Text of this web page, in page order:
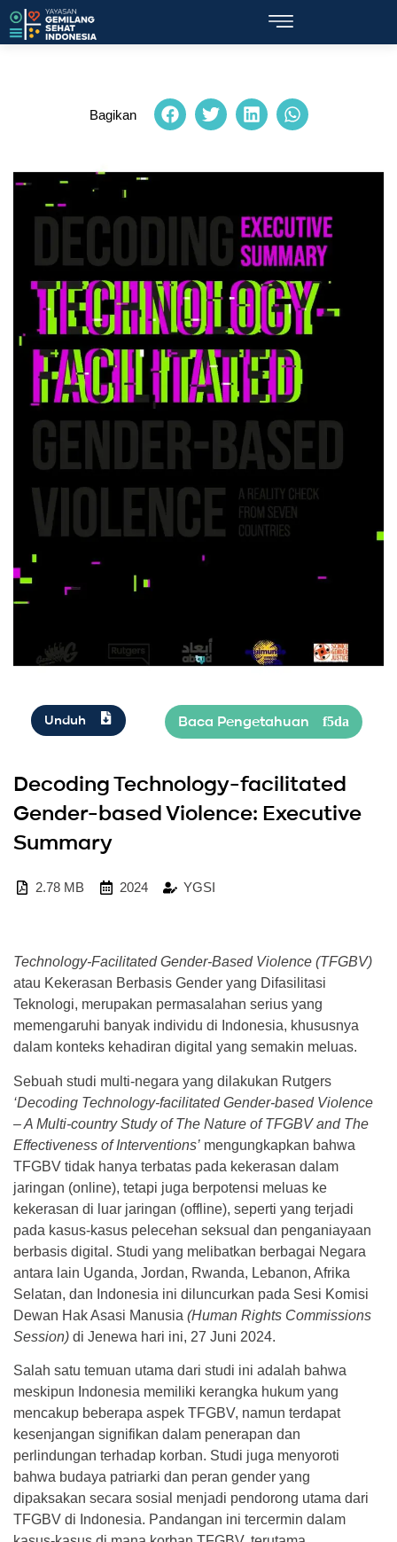
Bagikan
Unduh
Decoding Technology-facilitated
Gender-based Violence: Executive
Summary
2.78 MB 2024 YGSI
Technology-Facilitated Gender-Based Violence (TFGBV)
atau Kekerasan Berbasis Gender yang Difasilitasi
Teknologi, merupakan permasalahan serius yang
memengaruhi banyak individu di Indonesia, khususnya
dalam konteks kehadiran digital yang semakin meluas.
Sebuah studi multi-negara yang dilakukan Rutgers
‘Decoding Technology-facilitated Gender-based Violence
– A Multi-country Study of The Nature of TFGBV and The
Effectiveness of Interventions’ mengungkapkan bahwa
TFGBV tidak hanya terbatas pada kekerasan dalam
jaringan (online), tetapi juga berpotensi meluas ke
kekerasan di luar jaringan (offline), seperti yang terjadi
pada kasus-kasus pelecehan seksual dan penganiayaan
berbasis digital. Studi yang melibatkan berbagai Negara
antara lain Uganda, Jordan, Rwanda, Lebanon, Afrika
Selatan, dan Indonesia ini diluncurkan pada Sesi Komisi
Dewan Hak Asasi Manusia (Human Rights Commissions
Session) di Jenewa hari ini, 27 Juni 2024.
Salah satu temuan utama dari studi ini adalah bahwa
meskipun Indonesia memiliki kerangka hukum yang
mencakup beberapa aspek TFGBV, namun terdapat
kesenjangan signifikan dalam penerapan dan
perlindungan terhadap korban. Studi juga menyoroti
bahwa budaya patriarki dan peran gender yang
dipaksakan secara sosial menjadi pendorong utama dari
TFGBV di Indonesia. Pandangan ini tercermin dalam